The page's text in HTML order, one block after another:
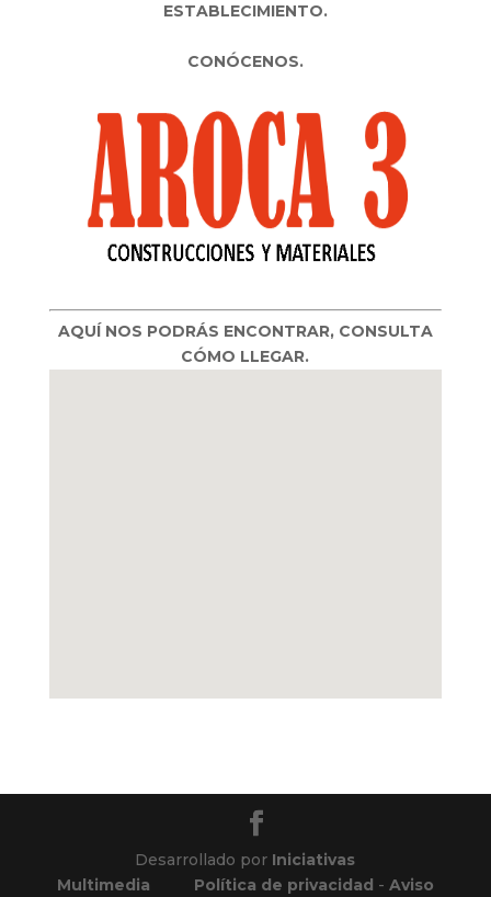
ESTABLECIMIENTO.
CONÓCENOS.
AQUÍ NOS PODRÁS ENCONTRAR, CONSULTA
CÓMO LLEGAR.
Desarrollado por Iniciativas
Multimedia
Política de privacidad - Aviso